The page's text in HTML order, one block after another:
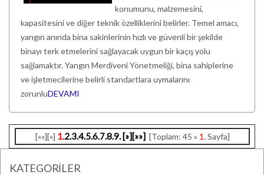
konumunu, malzemesini,
kapasitesini ve diğer teknik özelliklerini belirler. Temel amacı,
yangın anında bina sakinlerinin hızlı ve güvenli bir şekilde
binayı terk etmelerini sağlayacak uygun bir kaçış yolu
sağlamaktır. Yangın Merdiveni Yönetmeliği, bina sahiplerine
ve işletmecilerine belirli standartlara uymalarını
zorunluDEVAMI
[««][«] 1.2.3.4.5.6.7.8.9.[»][»»] [Toplam: 45 » 1.Sayfa]
KATEGORİLER